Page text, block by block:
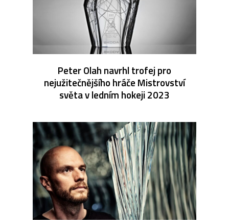
Peter Olah navrhl trofej pro
nejužitečnějšího hráče Mistrovství
světa v ledním hokeji 2023